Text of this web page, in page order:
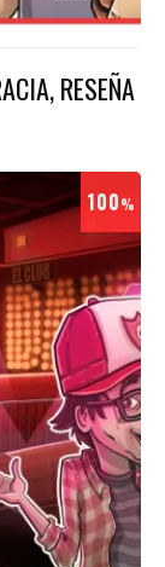
RESEÑA
100%